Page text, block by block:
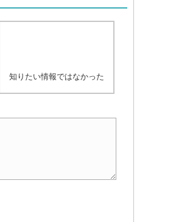
知りたい情報ではなかった